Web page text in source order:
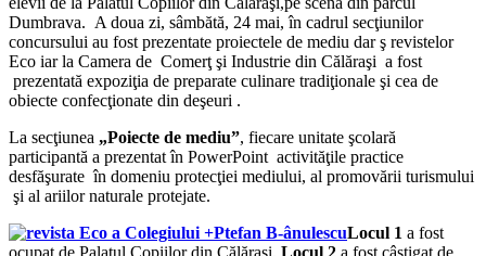
Dumbrava. A doua zi, sâmbătă, 24 mai, în cadrul secţiunilor
concursului au fost prezentate proiectele de mediu dar ş revistelor
Eco iar la Camera de Comerţ şi Industrie din Călăraşi a fost
prezentată expoziţia de preparate culinare tradiţionale şi cea de
obiecte confecţionate din deşeuri .
La secţiunea „Poiecte de mediu”, fiecare unitate şcolară
participantă a prezentat în PowerPoint activităţile practice
desfăşurate în domeniu protecţiei mediului, al promovării turismului
şi al ariilor naturale protejate.
Locul 1 a fost
ocupat de Palatul Copiilor din Călăraşi. Locul 2 a fost câştigat de